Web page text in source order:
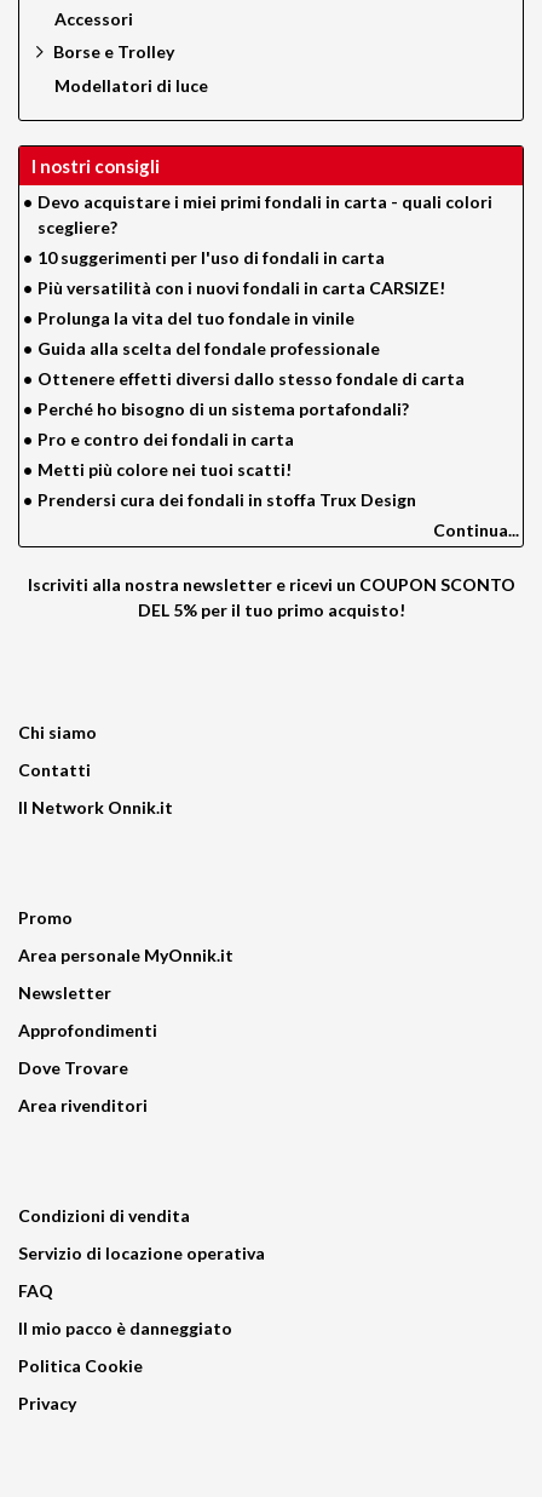
Accessori
Borse e Trolley
Modellatori di luce
I nostri consigli
• Devo acquistare i miei primi fondali in carta - quali colori
scegliere?
• 10 suggerimenti per l'uso di fondali in carta
• Più versatilità con i nuovi fondali in carta CARSIZE!
• Prolunga la vita del tuo fondale in vinile
• Guida alla scelta del fondale professionale
• Ottenere effetti diversi dallo stesso fondale di carta
• Perché ho bisogno di un sistema portafondali?
• Pro e contro dei fondali in carta
• Metti più colore nei tuoi scatti!
• Prendersi cura dei fondali in stoffa Trux Design
Continua...
Iscriviti alla nostra newsletter e ricevi un COUPON SCONTO
DEL 5%per il tuo primo acquisto!
Chi siamo
Contatti
Il Network Onnik.it
Promo
Area personale MyOnnik.it
Newsletter
Approfondimenti
Dove Trovare
Area rivenditori
Condizioni di vendita
Servizio di locazione operativa
FAQ
Il mio pacco è danneggiato
Politica Cookie
Privacy